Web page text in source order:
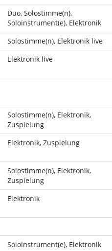
Duo, Solostimme(n),
Soloinstrument(e), Elektronik
Solostimme(n), Elektronik live
Elektronik live
Solostimme(n), Elektronik,
Zuspielung
Elektronik, Zuspielung
Solostimme(n), Elektronik,
Zuspielung
Elektronik
Soloinstrument(e), Elektronik